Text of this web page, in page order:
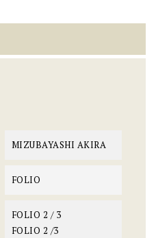
MIZUBAYASHI AKIRA
FOLIO
FOLIO 2 / 3
FOLIO 2 /3